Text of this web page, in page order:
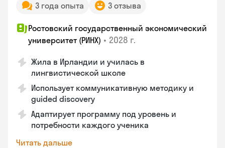
3 года опыта
3 отзыва
Ростовский государственный экономический
университет (РИНХ) • 2028 г.
Жила в Ирландии и училась в
лингвистической школе
Использует коммуникативную методику и
guided discovery
Адаптирует программу под уровень и
потребности каждого ученика
Читать дальше